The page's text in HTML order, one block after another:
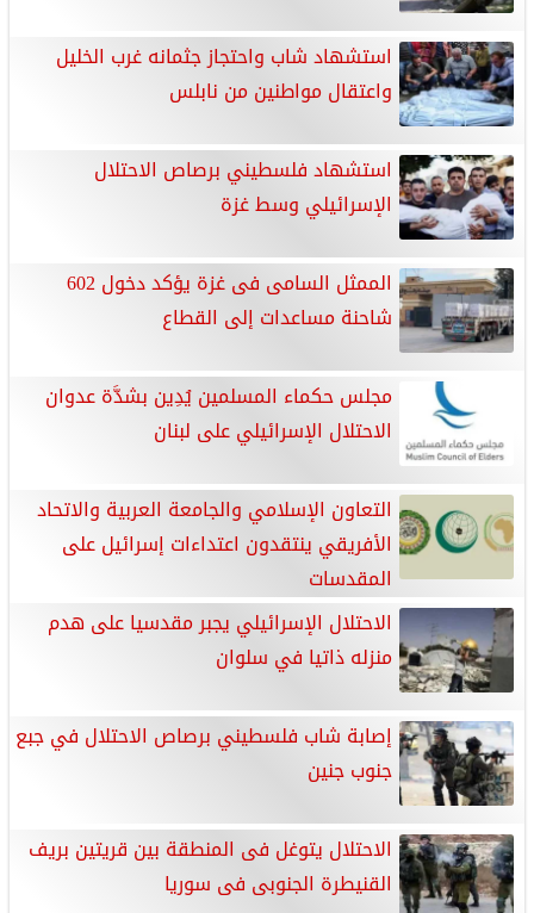
استشهاد شاب واحتجاز جثمانه غرب الخليل
واعتقال مواطنين من نابلس
استشهاد فلسطيني برصاص الاحتلال
الإسرائيلي وسط غزة
الممثل السامى فى غزة يؤكد دخول 602
شاحنة مساعدات إلى القطاع
مجلس حكماء المسلمين يُدِين بشدَّة عدوان
الاحتلال الإسرائيلي على لبنان
التعاون الإسلامي والجامعة العربية والاتحاد
الأفريقي ينتقدون اعتداءات إسرائيل على
المقدسات
الاحتلال الإسرائيلي يجبر مقدسيا على هدم
منزله ذاتيا في سلوان
إصابة شاب فلسطيني برصاص الاحتلال في جبع
جنوب جنين
الاحتلال يتوغل فى المنطقة بين قريتين بريف
القنيطرة الجنوبى فى سوريا